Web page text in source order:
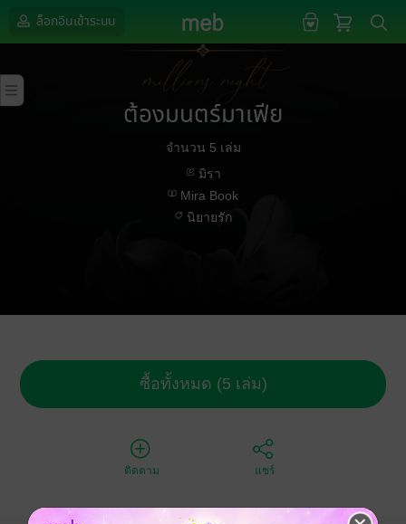
ล็อกอินเข้าระบบ
ต้องมนตร์มาเฟีย
จำนวน 5 เล่ม
มิรา
Mira Book
นิยายรัก
ซื้อทั้งหมด (5 เล่ม)
ติดตาม แชร์